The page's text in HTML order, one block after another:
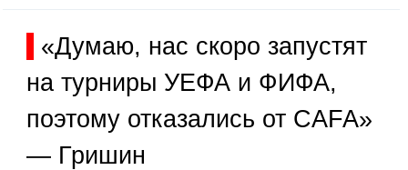
«Думаю, нас скоро запустят
на турниры УЕФА и ФИФА,
поэтому отказались от CAFA»
— Гришин